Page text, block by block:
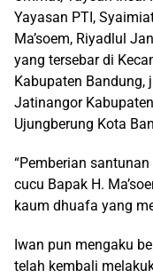
Yayasan PTI,
Ma’soem, Riyadlul
yang tersebar di
Kabupaten Bandung,
Jatinangor
Ujungberung Kota
“Pemberian
cucu Bapak H.
kaum dhuafa yang
Iwan pun mengaku
telah kembali